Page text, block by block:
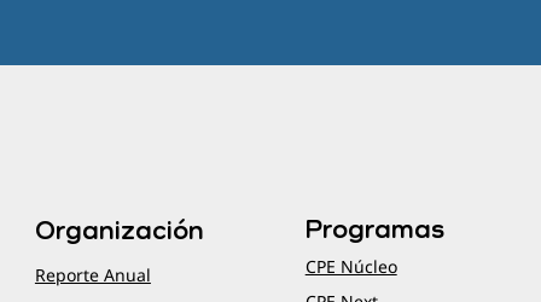
Programas
CPE Núcleo
Reporte Anual
Organización